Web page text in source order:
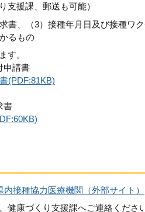
支援課、郵送も可能）
書、（3）接種年月日及び接種ワ
るもの
す。
申請書
(PDF:81KB)
書
内接種協力医療機関（外部サイト）
康づくり支援課へご連絡ください